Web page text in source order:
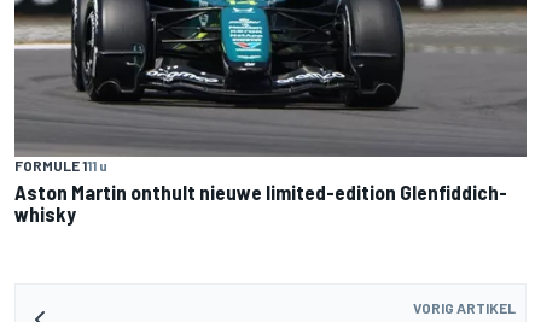
FORMULE 111 u
Aston Martin onthult nieuwe limited-edition Glenfiddich-
whisky
VORIG ARTIKEL